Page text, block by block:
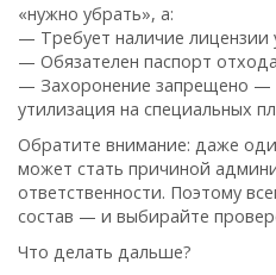
«нужно убрать», а:
— Требует наличие лицензии
— Обязателен паспорт
— Захоронение запрещено —
утилизация на специальных
Обратите внимание: даже
может стать причиной
ответственности. Поэтому
состав — и выбирайте
Что делать дальше?